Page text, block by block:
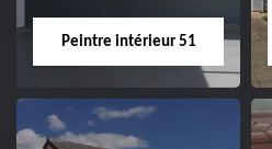
Peintre intérieur 51